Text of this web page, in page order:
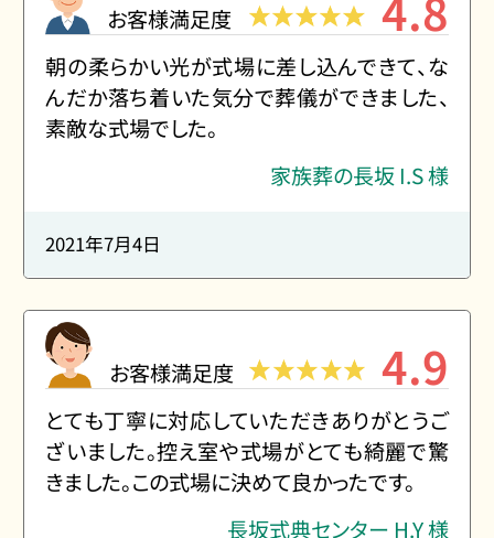
お客様満足度
朝の柔らかい光が式場に差し込んできて、な
んだか落ち着いた気分で葬儀ができました、
素敵な式場でした。
家族葬の長坂 I.S 様
2021年7月4日
お客様満足度 4.9
とても丁寧に対応していただきありがとうご
ざいました。控え室や式場がとても綺麗で驚
きました。この式場に決めて良かったです。
長坂式典センター H.Y 様